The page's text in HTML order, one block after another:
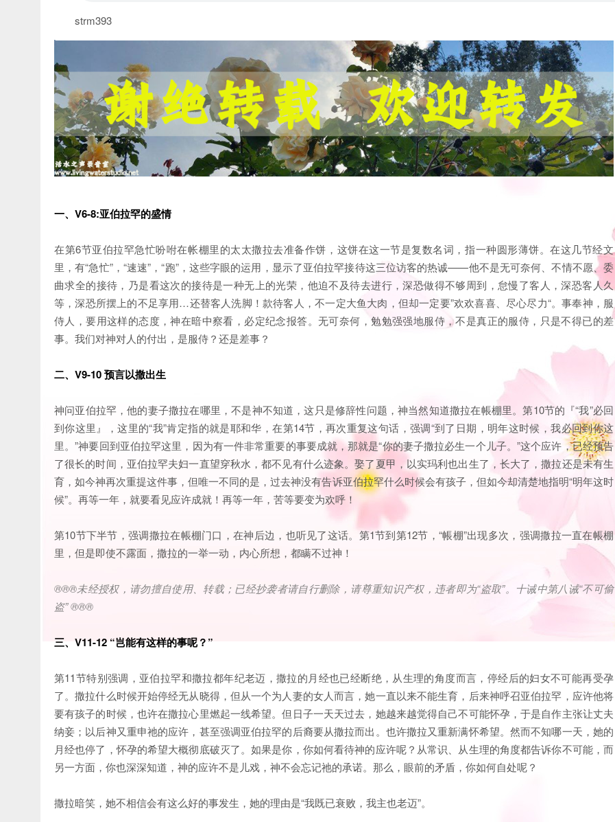
strm393
一、V6-8:亚伯拉罕的盛情
在第6节亚伯拉罕急忙吩咐在帐棚里的太太撒拉去准备作饼，这饼在这一节是复数名词，指一种圆形薄饼。在这几节经文
里，有“急忙”，“速速”，“跑”，这些字眼的运用，显示了亚伯拉罕接待这三位访客的热诚——他不是无可奈何、不情不愿、委
曲求全的接待，乃是看这次的接待是一种无上的光荣，他迫不及待去进行，深恐做得不够周到，怠慢了客人，深恐客人久
等，深恐所摆上的不足享用…还替客人洗脚！款待客人，不一定大鱼大肉，但却一定要”欢欢喜喜、尽心尽力“。事奉神，服
侍人，要用这样的态度，神在暗中察看，必定纪念报答。无可奈何，勉勉强强地服侍，不是真正的服侍，只是不得已的差
事。我们对神对人的付出，是服侍？还是差事？
二、V9-10 预言以撒出生
神问亚伯拉罕，他的妻子撒拉在哪里，不是神不知道，这只是修辞性问题，神当然知道撒拉在帳棚里。第10节的『“我”必回
到你这里』，这里的“我”肯定指的就是耶和华，在第14节，再次重复这句话，强调“到了日期，明年这时候，我必回到你这
里。”神要回到亚伯拉罕这里，因为有一件非常重要的事要成就，那就是“你的妻子撒拉必生一个儿子。”这个应许，已经预告
了很长的时间，亚伯拉罕夫妇一直望穿秋水，都不见有什么迹象。娶了夏甲，以实玛利也出生了，长大了，撒拉还是未有生
育，如今神再次重提这件事，但唯一不同的是，过去神没有告诉亚伯拉罕什么时候会有孩子，但如今却清楚地指明“明年这时
候”。再等一年，就要看见应许成就！再等一年，苦等要变为欢呼！
第10节下半节，强调撒拉在帳棚门口，在神后边，也听见了这话。第1节到第12节，“帳棚”出现多次，强调撒拉一直在帳棚
里，但是即使不露面，撒拉的一举一动，内心所想，都瞒不过神！
®®®未经授权，请勿擅自使用、转载；已经抄袭者请自行删除，请尊重知识产权，违者即为“盗取”。十诫中第八诫“不可偷
盗” ®®®
三、V11-12 “岂能有这样的事呢？”
第11节特别强调，亚伯拉罕和撒拉都年纪老迈，撒拉的月经也已经断绝，从生理的角度而言，停经后的妇女不可能再受孕
了。撒拉什么时候开始停经无从晓得，但从一个为人妻的女人而言，她一直以来不能生育，后来神呼召亚伯拉罕，应许他将
要有孩子的时候，也许在撒拉心里燃起一线希望。但日子一天天过去，她越来越觉得自己不可能怀孕，于是自作主张让丈夫
纳妾；以后神又重申祂的应许，甚至强调亚伯拉罕的后裔要从撒拉而出。也许撒拉又重新满怀希望。然而不知哪一天，她的
月经也停了，怀孕的希望大概彻底破灭了。如果是你，你如何看待神的应许呢？从常识、从生理的角度都告诉你不可能，而
另一方面，你也深深知道，神的应许不是儿戏，神不会忘记祂的承诺。那么，眼前的矛盾，你如何自处呢？
撒拉暗笑，她不相信会有这么好的事发生，她的理由是“我既已衰败，我主也老迈”。